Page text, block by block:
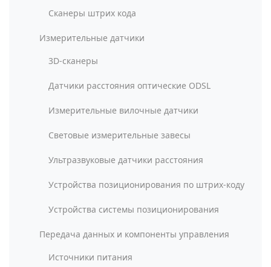
Сканеры штрих кода
Измерительные датчики
3D-сканеры
Датчики расстояния оптические ODSL
Измерительные вилочные датчики
Световые измерительные завесы
Ультразвуковые датчики расстояния
Устройства позиционирования по штрих-коду
Устройства системы позиционирования
Передача данных и компоненты управления
Источники питания